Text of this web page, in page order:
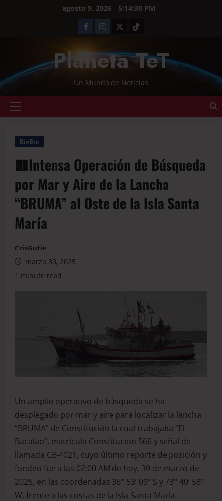
agosto 9, 2026 5:14:31 PM
Planeta TeT
Un Mundo de Noticias
BioBio
🟥Intensa Operación de Búsqueda
por Mar y Aire de la Lancha
“BRUMA” al Oste de la Isla Santa
María
CrisGutie
marzo 30, 2025
1 minute read
Un amplio operativo de búsqueda se ha
desplegado por mar y aire para localizar la lancha
“BRUMA” de Constitución la cual trabajaba “El
Bacalao”, matrícula Constitución 566 y señal de
llamada CB-4021, cuyo último reporte de posición y
fondeo fue a las 02:00 AM de hoy, 30 de marzo de
2025, en las coordenadas 36° 53’ 09’’ S y 73° 40’ 58’’
W, frente a las costas de la Isla Santa María.